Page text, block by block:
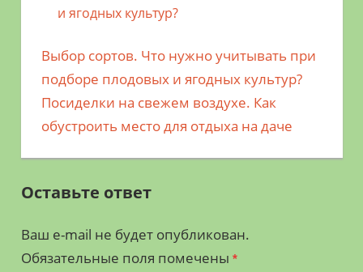
и ягодных культур?
Навигация
по
записям
Предыдущая
запись;
Выбор сортов. Что нужно учитывать при
подборе плодовых и ягодных культур?
Следующая
запись:
Посиделки на свежем воздухе. Как
обустроить место для отдыха на даче
Оставьте ответ
Ваш e-mail не будет опубликован.
Обязательные поля помечены *